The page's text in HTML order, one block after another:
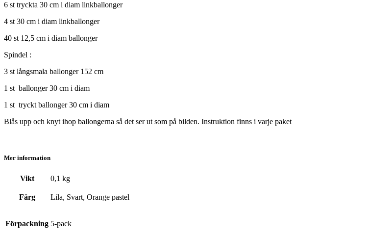
6 st tryckta 30 cm i diam linkballonger
4 st 30 cm i diam linkballonger
40 st 12,5 cm i diam ballonger
Spindel :
3 st långsmala ballonger 152 cm
1 st ballonger 30 cm i diam
1 st tryckt ballonger 30 cm i diam
Blås upp och knyt ihop ballongerna så det ser ut som på bilden. Instruktion finns i varje paket
Mer information
Vikt 0,1 kg
Färg Lila, Svart, Orange pastel
Förpackning 5-pack